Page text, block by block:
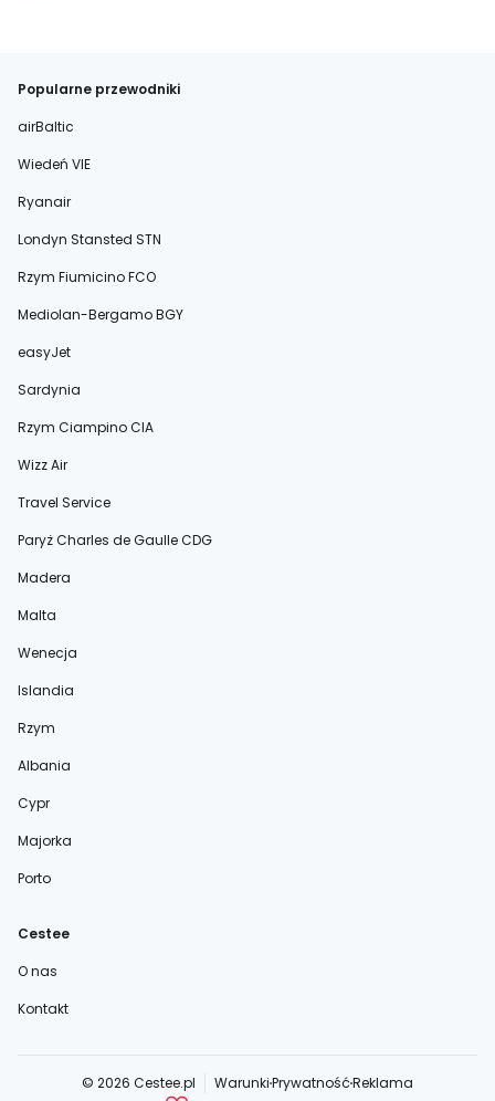
Popularne przewodniki
airBaltic
Wiedeń VIE
Ryanair
Londyn Stansted STN
Rzym Fiumicino FCO
Mediolan-Bergamo BGY
easyJet
Sardynia
Rzym Ciampino CIA
Wizz Air
Travel Service
Paryż Charles de Gaulle CDG
Madera
Malta
Wenecja
Islandia
Rzym
Albania
Cypr
Majorka
Porto
Cestee
O nas
Kontakt
© 2026 Cestee.pl WarunkiPrywatnośćReklama